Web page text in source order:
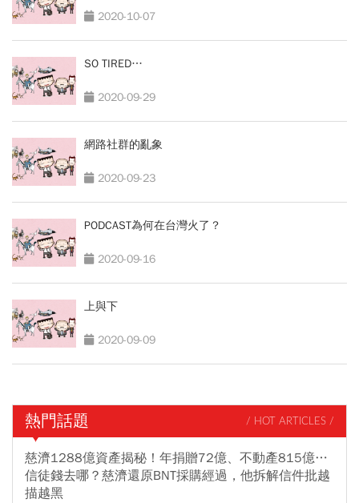
2020-10-07
SO TIRED…
2020-09-29
網路社群的亂象
2020-09-23
PODCAST為何在台灣火了？
2020-09-16
上與下
2020-09-09
熱門話題 / HOT ARTICLES /
慈濟1288億資產揭秘！年捐贈72億、不動產815億…
信徒錢去哪？慈濟還原BNT採購經過，他拆解信件批越
描越黑